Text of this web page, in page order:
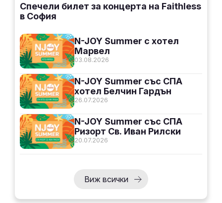
Спечели билет за концерта на Faithless
в София
03.08.2026
N-JOY Summer с хотел
Марвел
26.07.2026
N-JOY Summer със СПА
хотел Белчин Гардън
20.07.2026
N-JOY Summer със СПА
Ризорт Св. Иван Рилски
Виж всички